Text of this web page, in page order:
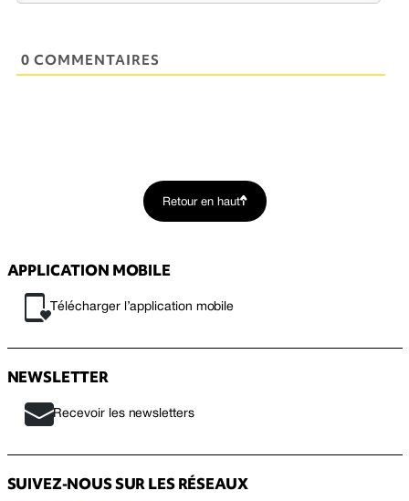
0 COMMENTAIRES
Retour en haut
APPLICATION MOBILE
Télécharger l’application mobile
NEWSLETTER
Recevoir les newsletters
SUIVEZ-NOUS SUR LES RÉSEAUX